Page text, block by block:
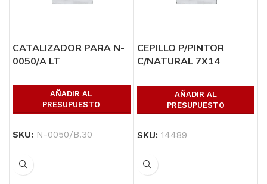
CATALIZADOR PARA N-
0050/A LT
AÑADIR AL
PRESUPUESTO
SKU: N-0050/B.30
CEPILLO P/PINTOR
C/NATURAL 7X14
AÑADIR AL
PRESUPUESTO
SKU: 14489